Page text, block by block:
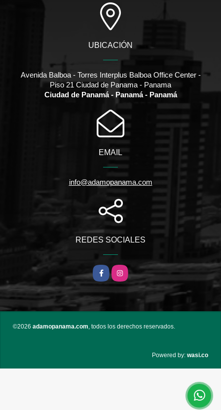
UBICACIÓN
Avenida Balboa - Torres Interplus Balboa Office Center -
Piso 21 Ciudad de Panama - Panama
Ciudad de Panamá - Panamá - Panamá
EMAIL
info@adamopanama.com
REDES SOCIALES
FacebookInstagram
©2026 adamopanama.com, todos los derechos reservados.
Powered by: wasi.co